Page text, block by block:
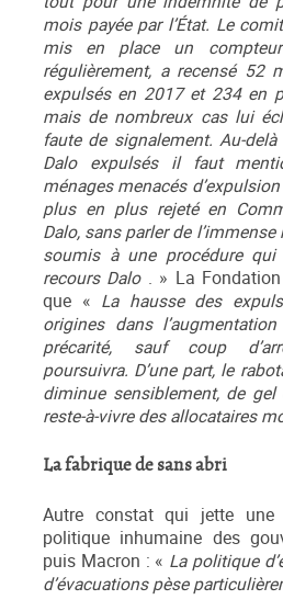
mois payée par l’État. Le
mis en place un
régulièrement, a recensé 52
expulsés en 2017 et 234 en
mais de nombreux cas lui
faute de signalement. Au-
Dalo expulsés il faut
ménages menacés
plus en plus rejeté en
Dalo, sans parler de
soumis à une procédure
recours Dalo . » La
que « La hausse des
origines dans
précarité, sauf coup
poursuivra. D’une part, le
diminue sensiblement, de
reste-à-vivre des allocataires
La fabrique de sans abri
Autre constat qui jette
politique inhumaine des
puis Macron : « La politique
d’évacuations pèse